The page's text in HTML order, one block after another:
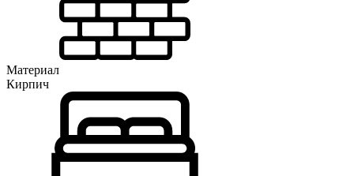
Материал
Кирпич